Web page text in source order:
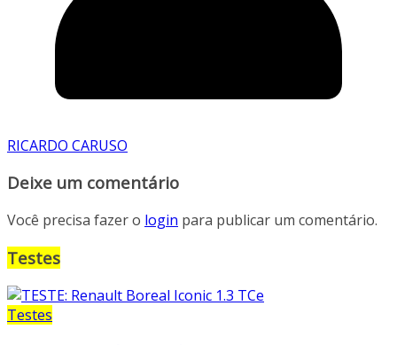
RICARDO CARUSO
Deixe um comentário
Você precisa fazer o login para publicar um comentário.
Testes
Testes